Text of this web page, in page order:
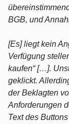
BGB, und
[Es] liegt kein
Verfügung
kaufen“ […].
geklickt.
der Beklagten
Anforderungen
Text des